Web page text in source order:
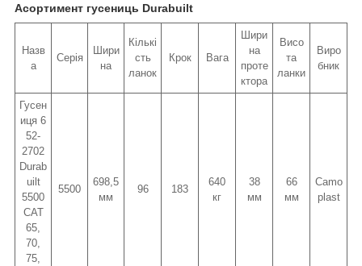
Асортимент гусениць Durabuilt
Назв
а
Серія
Шири
на
Кількі
сть
ланок
Крок Вага
Шири
на
проте
ктора
Висо
та
ланки
Виро
бник
Гусен
иця 6
52-
2702
Durab
uilt
5500
CAT
65,
70,
75,
5500
698,5
мм
96 183
640
кг
38
мм
66
мм
Camo
plast